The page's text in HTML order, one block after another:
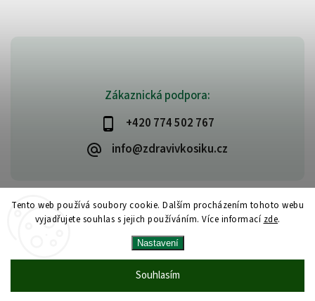
Tento web používá soubory cookie. Dalším procházením tohoto webu
vyjadřujete souhlas s jejich používáním. Více informací zde.
Nastavení
Souhlasím
Zákaznická podpora:
+420 774 502 767
info@zdravivkosiku.cz
www.zdravivkosiku.cz
Upravit nastavení cookies
VytvořilShoptet | Design